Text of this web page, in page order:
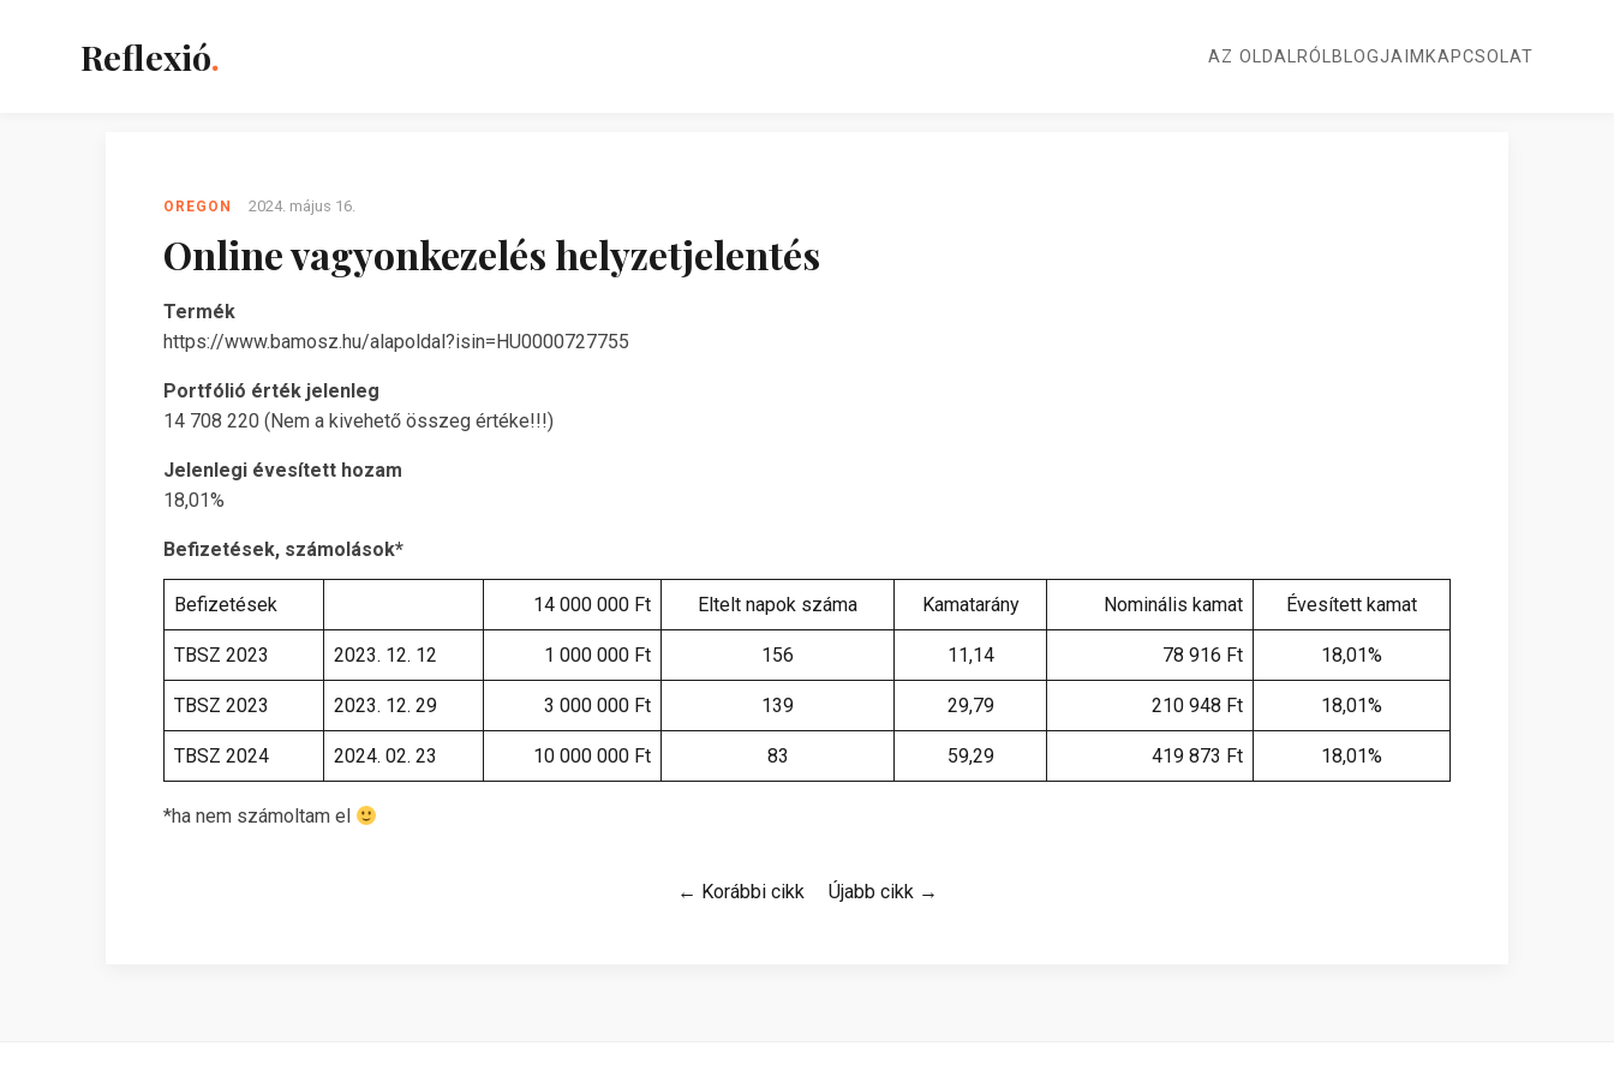
Reflexió. AZ OLDALRÓLBLOGJAIM KAPCSOLAT
OREGON 2024. május 16.
Online vagyonkezelés helyzetjelentés
Termék
https://www.bamosz.hu/alapoldal?isin=HU0000727755
Portfólió érték jelenleg
14 708 220 (Nem a kivehető összeg értéke!!!)
Jelenlegi évesített hozam
18,01%
Befizetések, számolások*
Befizetések 14 000 000 Ft Eltelt napok száma Kamatarány Nominális kamat Évesített kamat
TBSZ 2023 2023. 12. 12 1 000 000 Ft 156 11,14 78 916 Ft 18,01%
TBSZ 2023 2023. 12. 29 3 000 000 Ft 139 29,79 210 948 Ft 18,01%
TBSZ 2024 2024. 02. 23 10 000 000 Ft 83 59,29 419 873 Ft 18,01%
*ha nem számoltam el
← Korábbi cikk Újabb cikk →